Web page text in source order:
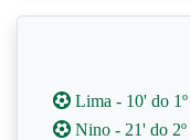
Lima - 10' do
Nino - 21' do 2º